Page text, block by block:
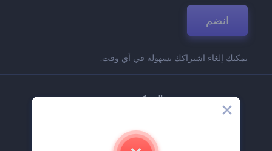
انضم
يمكنك إلغاء اشتراكك بسهولة في أي وقت.
الشركة
اتصل بنا